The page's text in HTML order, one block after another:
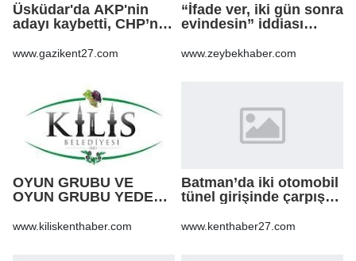
Üsküdar'da AKP'nin
adayı kaybetti, CHP’nin
Çetinkaya Başkan
www.gazikent27.com
“İfade ver, iki gün sonra
evindesin” iddiası
sarsabilir
www.zeybekhaber.com
OYUN GRUBU VE
OYUN GRUBU YEDEK
www.kiliskenthaber.com
Batman’da iki otomobil
tünel girişinde çarpıştı:
www.kenthaber27.com